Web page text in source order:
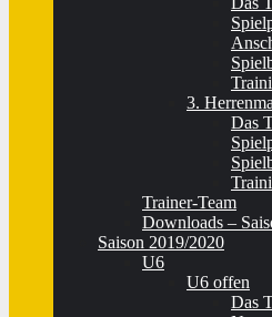
3.
Das
Trainer-Team
Downloads –
Saison 2019/2020
U6
U6 offen
Das